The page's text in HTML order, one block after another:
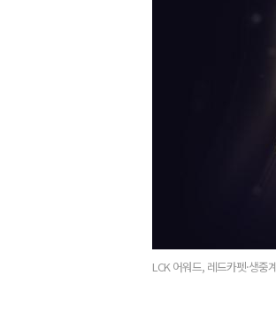
LCK 어워드, 레드카펫·생